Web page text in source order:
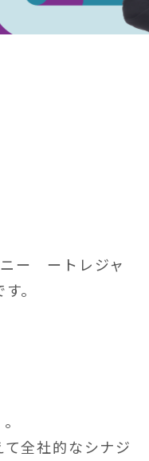
ー ートレジャ
。
全社的なシナジ